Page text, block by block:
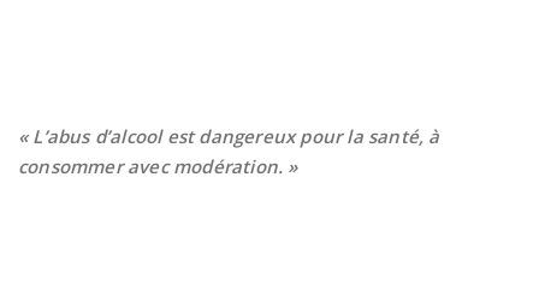
« L’abus d’alcool est dangereux pour la santé, à
consommer avec modération. »